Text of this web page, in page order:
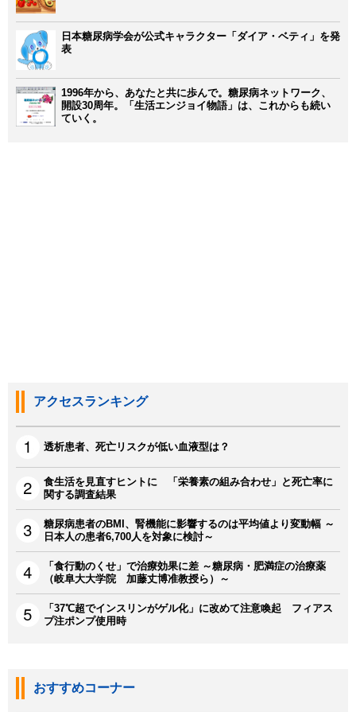
日本糖尿病学会が公式キャラクター「ダイア・ベティ」を発
表
1996年から、あなたと共に歩んで。糖尿病ネットワーク、
開設30周年。「生活エンジョイ物語」は、これからも続い
ていく。
アクセスランキング
透析患者、死亡リスクが低い血液型は？
食生活を見直すヒントに 「栄養素の組み合わせ」と死亡率に
関する調査結果
糖尿病患者のBMI、腎機能に影響するのは平均値より変動幅 ～
日本人の患者6,700人を対象に検討～
「食行動のくせ」で治療効果に差 ～糖尿病・肥満症の治療薬
（岐阜大大学院 加藤丈博准教授ら）～
「37℃超でインスリンがゲル化」に改めて注意喚起 フィアス
プ注ポンプ使用時
おすすめコーナー